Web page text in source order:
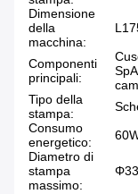
Dimensione
della
macchina:
Componenti
principali:
Tipo della
stampa:
Consumo
energetico:
Diametro di
stampa
massimo: